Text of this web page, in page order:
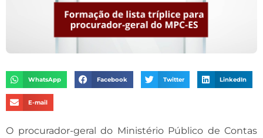
WhatsApp Facebook Twitter LinkedIn
E-mail
O procurador-geral do Ministério Público de Contas